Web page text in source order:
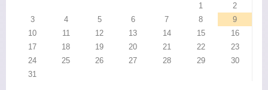
1
2
3
4 5 6 7 8
9
10
11 12 13 14 15
16
17
18 19 20 21 22
23
24
25 26 27 28 29
30
31